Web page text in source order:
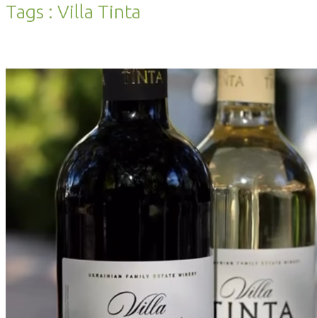
Tags : Villa Tinta